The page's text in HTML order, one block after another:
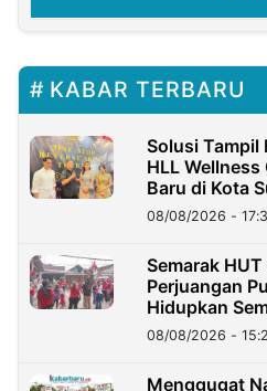
KABAR TERBARU
Solusi Tampil
HLL
Baru di Kota
08/08/2026 -
Semarak HUT
Perjuangan
Hidupkan
08/08/2026 -
Menggugat